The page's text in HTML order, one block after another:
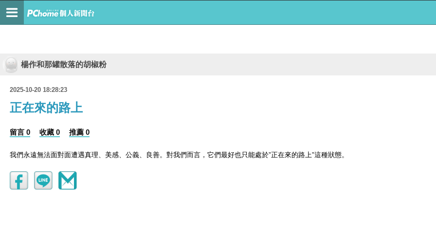
楊作和那罐散落的胡椒粉
2025-10-20 18:28:23
正在來的路上
留言 0 收藏 0 推薦 0
我們永遠無法面對面遭遇真理、美感、公義、良善。對我們而言，它們最好也只能處於”正在來的路上”這種狀態。